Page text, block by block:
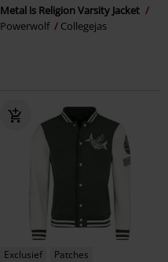
Metal is Religion Varsity Jacket
Powerwolf
Collegejas
Exclusief
Patches